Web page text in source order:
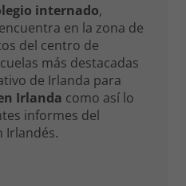
internado,
en la zona de
del centro de
más destacadas
de Irlanda para
Irlanda como así lo
informes del
Irlandés.